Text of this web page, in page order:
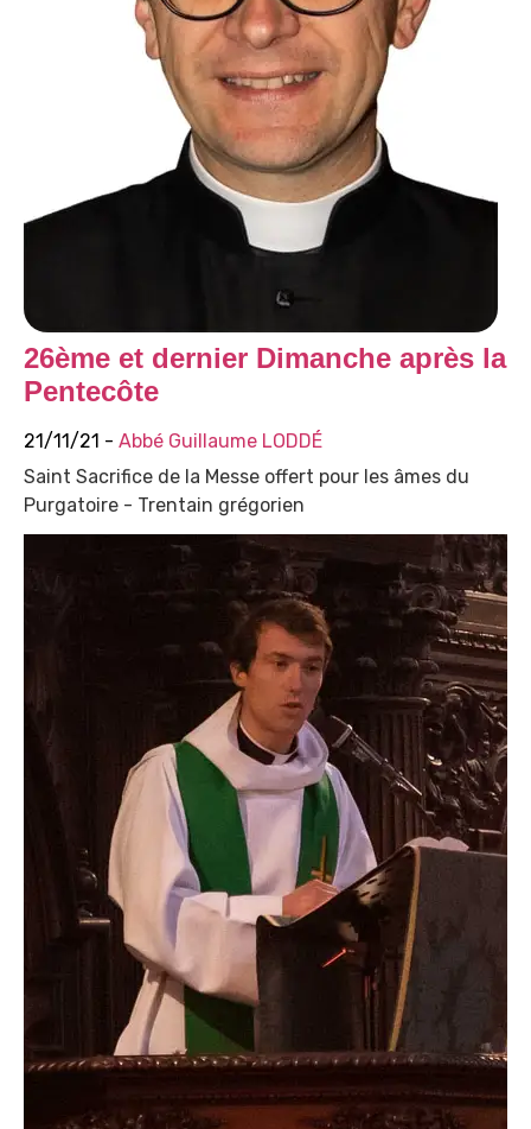
26ème et dernier Dimanche après la
Pentecôte
21/11/21 - Abbé Guillaume LODDÉ
Saint Sacrifice de la Messe offert pour les âmes du
Purgatoire - Trentain grégorien